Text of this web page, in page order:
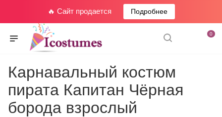
🔥 Сайт продается Подробнее
0
Карнавальный костюм
пирата Капитан Чёрная
борода взрослый